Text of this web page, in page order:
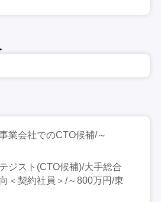
業会社でのCTO候補/～
ジスト(CTO候補)/大手総合
＜契約社員＞/～800万円/東